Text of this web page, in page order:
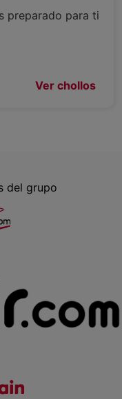
preparado para ti
Ver chollos
del grupo